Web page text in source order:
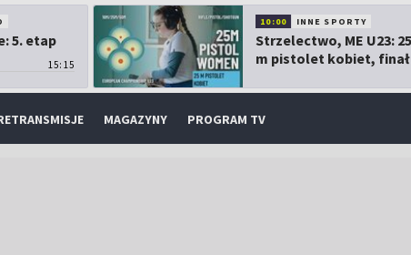
5. etap
15:15
10:00 INNE SPORTY
Strzelectwo, ME U23:
m pistolet kobiet, finał
MAGAZYNY PROGRAM TV